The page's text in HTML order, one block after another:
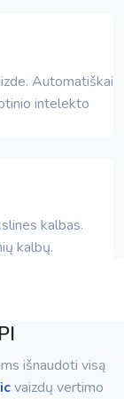
Automatiškai
intelekto
kalbas.
kalbų.
išnaudoti visą
vaizdų vertimo